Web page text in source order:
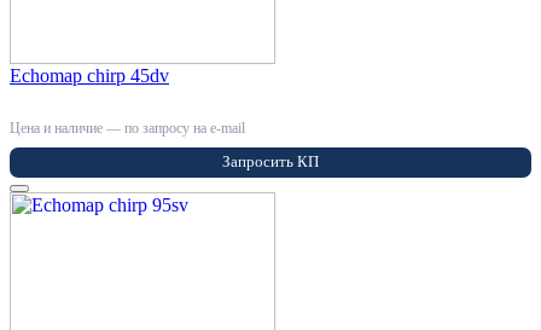
Echomap chirp 45dv
Цена и наличие — по запросу на e-mail
Запросить КП